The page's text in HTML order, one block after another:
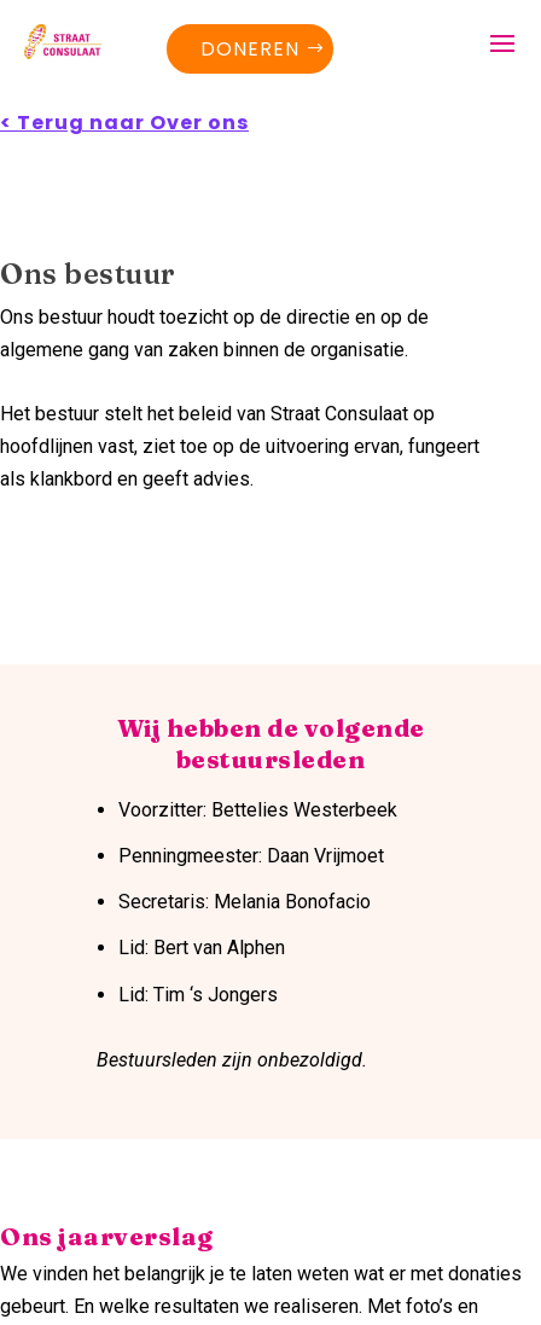
DONEREN
< Terug naar Over ons
Ons bestuur
Ons bestuur houdt toezicht op de directie en op de
algemene gang van zaken binnen de organisatie.
Het bestuur stelt het beleid van Straat Consulaat op
hoofdlijnen vast, ziet toe op de uitvoering ervan, fungeert
als klankbord en geeft advies.
Wij hebben de volgende
bestuursleden
Voorzitter: Bettelies Westerbeek
Penningmeester: Daan Vrijmoet
Secretaris: Melania Bonofacio
Lid: Bert van Alphen
Lid: Tim ‘s Jongers
Bestuursleden zijn onbezoldigd.
Ons jaarverslag
We vinden het belangrijk je te laten weten wat er met donaties
gebeurt. En welke resultaten we realiseren. Met foto’s en